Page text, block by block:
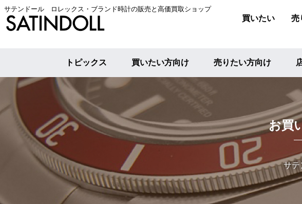
サテンドール ロレックス・ブランド時計の販売と高価買取ショップ
買いたい 売
トピックス 買いたい方向け 売りたい方向け
お買
サテ